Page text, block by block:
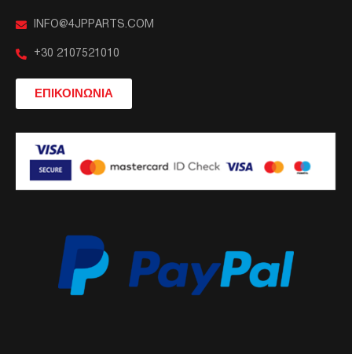
INFO@4JPPARTS.COM
+30 2107521010
ΕΠΙΚΟΙΝΩΝΙΑ